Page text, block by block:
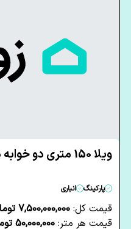
ویلا 150 متری دو خوابه در گلسار رشت
پارکینگ انباری
قیمت کل: 7,500,000,000 تومان
قیمت هر متر: 50,000,000 تومان